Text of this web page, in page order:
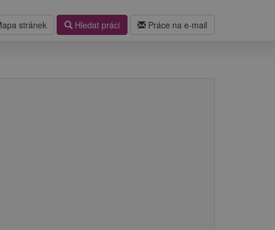
stránek Hledat práci Práce na e-mail